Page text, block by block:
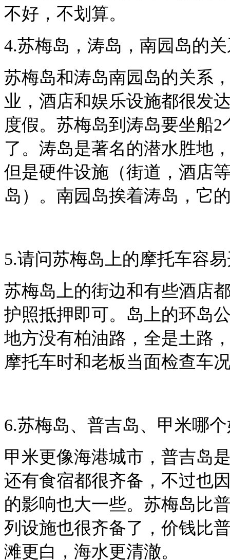
不好，不划算。
4.苏梅岛，涛岛，南园岛的
苏梅岛和涛岛南园岛的关系
业，酒店和娱乐设施都很发
度假。苏梅岛到涛岛要坐船
了。涛岛是著名的潜水胜地
但是硬件设施（街道，酒店
岛）。南园岛挨着涛岛，它
5.请问苏梅岛上的摩托车容
苏梅岛上的街边和有些酒店
护照抵押即可。岛上的环岛
地方没有柏油路，全是土路
摩托车时和老板当面检查车
6.苏梅岛、普吉岛、甲米哪
甲米更像海港城市，普吉岛
还有食宿都很齐备，不过也
的影响也大一些。苏梅岛比
列设施也很齐备了，价钱比
滩更白，海水更清澈。